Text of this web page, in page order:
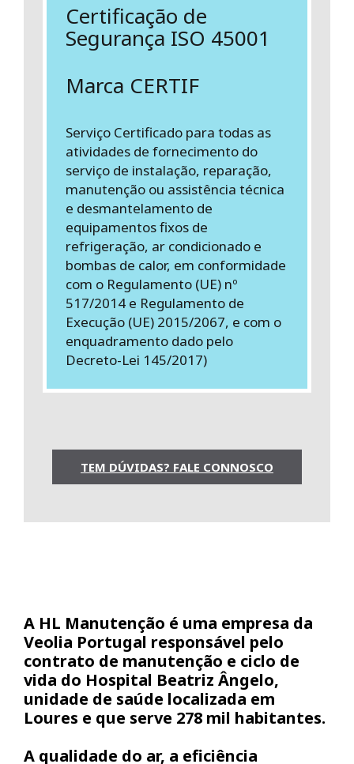
Certificação de
Segurança ISO 45001
Marca CERTIF
Serviço Certificado para todas as
atividades de fornecimento do
serviço de instalação, reparação,
manutenção ou assistência técnica
e desmantelamento de
equipamentos fixos de
refrigeração, ar condicionado e
bombas de calor, em conformidade
com o Regulamento (UE) nº
517/2014 e Regulamento de
Execução (UE) 2015/2067, e com o
enquadramento dado pelo
Decreto-Lei 145/2017)
TEM DÚVIDAS? FALE CONNOSCO
A HL Manutenção é uma empresa da
Veolia Portugal responsável pelo
contrato de manutenção e ciclo de
vida do Hospital Beatriz Ângelo,
unidade de saúde localizada em
Loures e que serve 278 mil habitantes.
A qualidade do ar, a eficiência